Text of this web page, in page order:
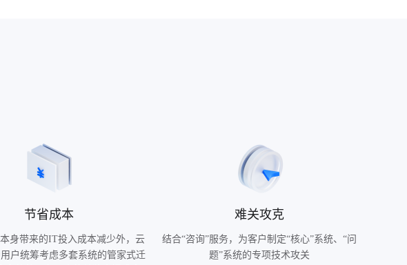
节省成本
本身带来的IT投入成本减少外，云
户统筹考虑多套系统的管家式迁
难关攻克
结合“咨询”服务，为客户制定“核心”系统、“问
题”系统的专项技术攻关